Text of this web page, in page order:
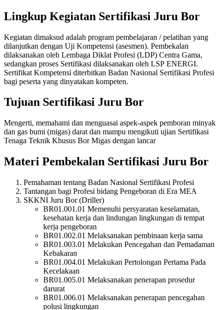
Lingkup Kegiatan Sertifikasi Juru Bor
Kegiatan dimaksud adalah program pembelajaran / pelatihan yang
dilanjutkan dengan Uji Kompetensi (asesmen). Pembekalan
dilaksanakan oleh Lembaga Diklat Profesi (LDP) Centra Gama,
sedangkan proses Sertifikasi dilaksanakan oleh LSP ENERGI.
Sertifikat Kompetensi diterbitkan Badan Nasional Sertifikasi Profesi
bagi peserta yang dinyatakan kompeten.
Tujuan Sertifikasi Juru Bor
Mengerti, memahami dan menguasai aspek-aspek pemboran minyak
dan gas bumi (migas) darat dan mampu mengikuti ujian Sertifikasi
Tenaga Teknik Khusus BorMigas dengan lancar
Materi Pembekalan Sertifikasi Juru Bor
Pemahaman tentang Badan Nasional Sertifikasi Profesi
Tantangan bagi Profesi bidang Pengeboran di Era MEA
SKKNI Juru Bor (Driller)
BR01.001.01 Memenuhi persyaratan keselamatan,
kesehatan kerja dan lindungan lingkungan di tempat
kerja pengeboran
BR01.002.01 Melaksanakan pembinaan kerja sama
BR01.003.01 Melakukan Pencegahan dan Pemadaman
Kebakaran
BR01.004.01 Melakukan Pertolongan Pertama Pada
Kecelakaan
BR01.005.01 Melaksanakan penerapan prosedur
darurat
BR01.006.01 Melaksanakan penerapan pencegahan
polusi lingkungan